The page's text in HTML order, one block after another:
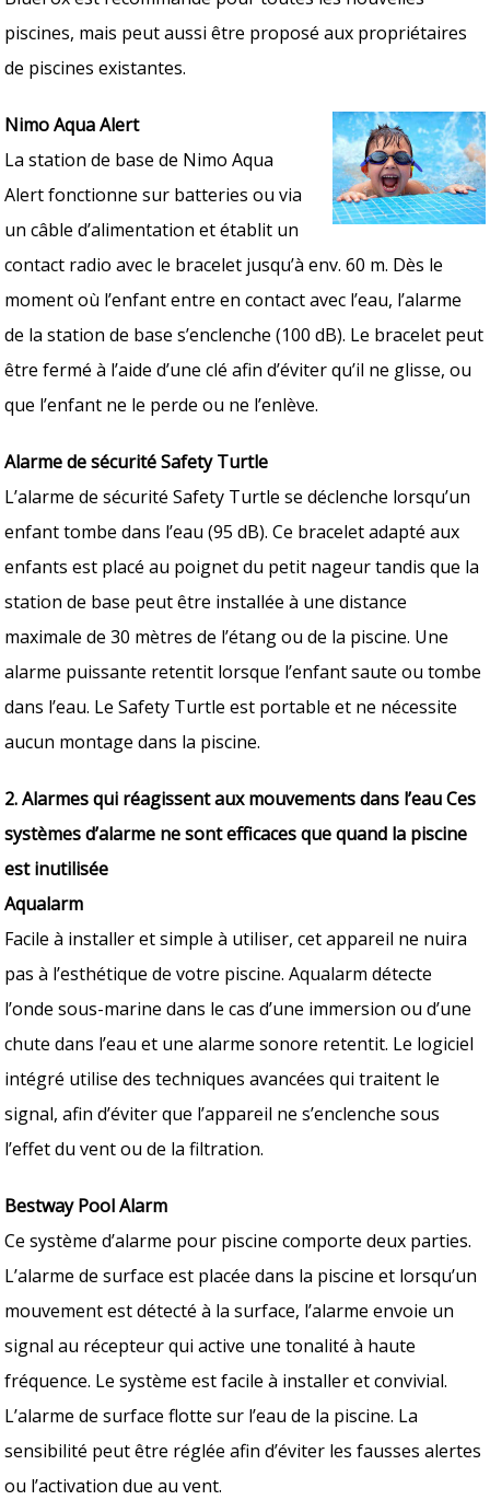
piscines, mais peut aussi être proposé aux propriétaires
de piscines existantes.
Nimo Aqua Alert
La station de base de Nimo Aqua
Alert fonctionne sur batteries ou via
un câble d’alimentation et établit un
contact radio avec le bracelet jusqu’à env. 60 m. Dès le
moment où l’enfant entre en contact avec l’eau, l’alarme
de la station de base s’enclenche (100 dB). Le bracelet peut
être fermé à l’aide d’une clé afin d’éviter qu’il ne glisse, ou
que l’enfant ne le perde ou ne l’enlève.
Alarme de sécurité Safety Turtle
L’alarme de sécurité Safety Turtle se déclenche lorsqu’un
enfant tombe dans l’eau (95 dB). Ce bracelet adapté aux
enfants est placé au poignet du petit nageur tandis que la
station de base peut être installée à une distance
maximale de 30 mètres de l’étang ou de la piscine. Une
alarme puissante retentit lorsque l’enfant saute ou tombe
dans l’eau. Le Safety Turtle est portable et ne nécessite
aucun montage dans la piscine.
2. Alarmes qui réagissent aux mouvements dans l’eau Ces
systèmes d’alarme ne sont efficaces que quand la piscine
est inutilisée
Aqualarm
Facile à installer et simple à utiliser, cet appareil ne nuira
pas à l’esthétique de votre piscine. Aqualarm détecte
l’onde sous-marine dans le cas d’une immersion ou d’une
chute dans l’eau et une alarme sonore retentit. Le logiciel
intégré utilise des techniques avancées qui traitent le
signal, afin d’éviter que l’appareil ne s’enclenche sous
l’effet du vent ou de la filtration.
Bestway Pool Alarm
Ce système d’alarme pour piscine comporte deux parties.
L’alarme de surface est placée dans la piscine et lorsqu’un
mouvement est détecté à la surface, l’alarme envoie un
signal au récepteur qui active une tonalité à haute
fréquence. Le système est facile à installer et convivial.
L’alarme de surface flotte sur l’eau de la piscine. La
sensibilité peut être réglée afin d’éviter les fausses alertes
ou l’activation due au vent.